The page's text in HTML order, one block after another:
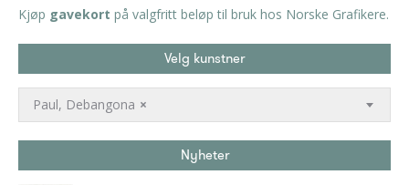
Kjøp gavekort på valgfritt beløp til bruk hos Norske Grafikere.
Velg kunstner
×
Paul, Debangona
Nyheter